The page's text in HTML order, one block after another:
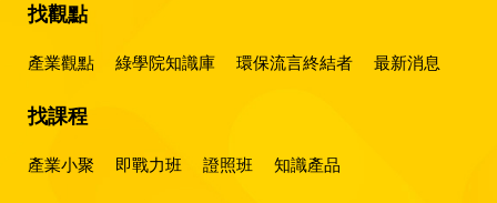
找觀點
產業觀點 綠學院知識庫 環保流言終結者 最新消息
找課程
產業小聚 即戰力班 證照班 知識產品